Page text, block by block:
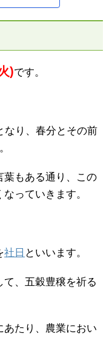
)です。
なり、春分とその前
葉もある通り、この
っていきます。
社日 といいます。
、五穀豊穣を祈る
あたり、農業におい